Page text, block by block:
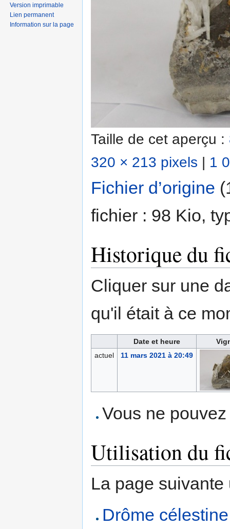
Taille de cet aperçu :
320 × 213 pixels | 1
Fichier d’origine
fichier : 98 Kio,
Historique du
Cliquer sur une
qu'il était à ce
Date et heure
actuel
11 mars 2021 à 20:49
Vous ne
Utilisation du
La page
Drôme célestine
Version imprimable
Lien permanent
Information sur la page